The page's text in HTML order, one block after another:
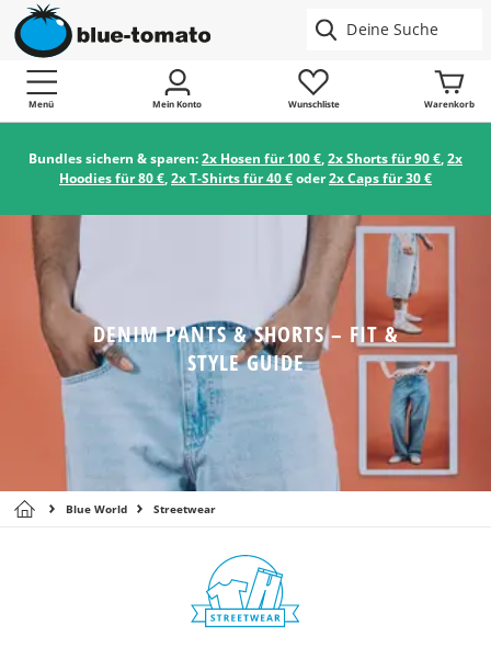
Menü Mein Konto Wunschliste Warenkorb
Bundles sichern & sparen:2x Hosen für 100 €,2x Shorts für 90 €,2x
Hoodies für 80 €,2x T-Shirts für 40 €oder2x Caps für 30 €
DENIM PANTS & SHORTS – FIT &
STYLE GUIDE
Blue World Streetwear